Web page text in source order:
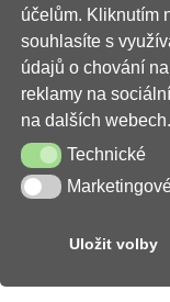
EDUHA,
Krajského
účelům. Kliknutím
souhlasíte s
údajů o chování
reklamy na
na dalších
TechnickéTechnické
Marketingové a
Uložit volby